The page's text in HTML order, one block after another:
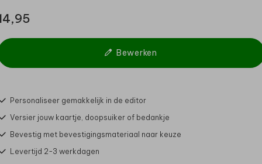
Bewerken
Personaliseer gemakkelijk in de editor
Versier jouw kaartje, doopsuiker of bedankje
Bevestig met bevestigingsmateriaal naar keuze
Levertijd 2-3 werkdagen